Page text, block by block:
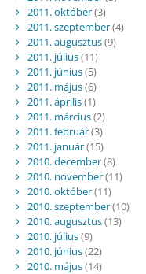
2011. október(3)
2011. szeptember(4)
2011. augusztus(9)
2011. július(11)
2011. június(5)
2011. május(6)
2011. április(1)
2011. március(2)
2011. február(3)
2011. január(15)
2010. december(8)
2010. november(11)
2010. október(11)
2010. szeptember(10)
2010. augusztus(13)
2010. július(9)
2010. június(22)
2010. május(14)